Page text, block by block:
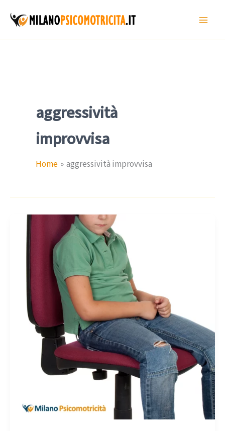
aggressività
improvvisa
Home aggressività improvvisa